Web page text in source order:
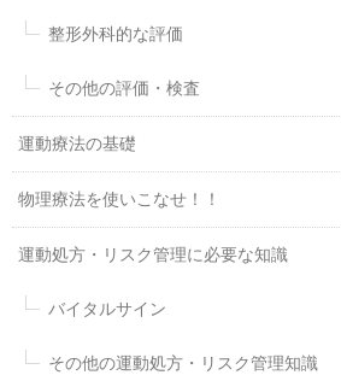
整形外科的な評価
その他の評価・検査
運動療法の基礎
物理療法を使いこなせ！！
運動処方・リスク管理に必要な知識
バイタルサイン
その他の運動処方・リスク管理知識